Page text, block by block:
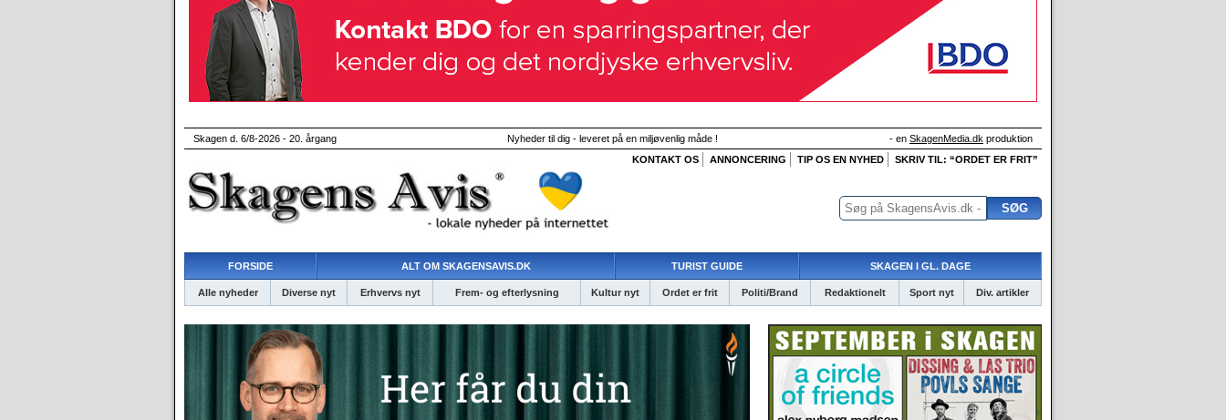
Skagen d. 6/8-2026 - 20. årgang Nyheder til dig - leveret på en miljøvenlig måde ! - en SkagenMedia.dk produktion
KONTAKT OS
ANNONCERING TIP OS EN NYHED SKRIV TIL: “ORDET ER FRIT”
FORSIDE ALT OM SKAGENSAVIS.DK TURIST GUIDE SKAGEN I GL. DAGE
Alle nyheder Diverse nyt Erhvervs nyt Frem- og efterlysning Kultur nyt Ordet er frit Politi/Brand Redaktionelt Sport nyt Div. artikler